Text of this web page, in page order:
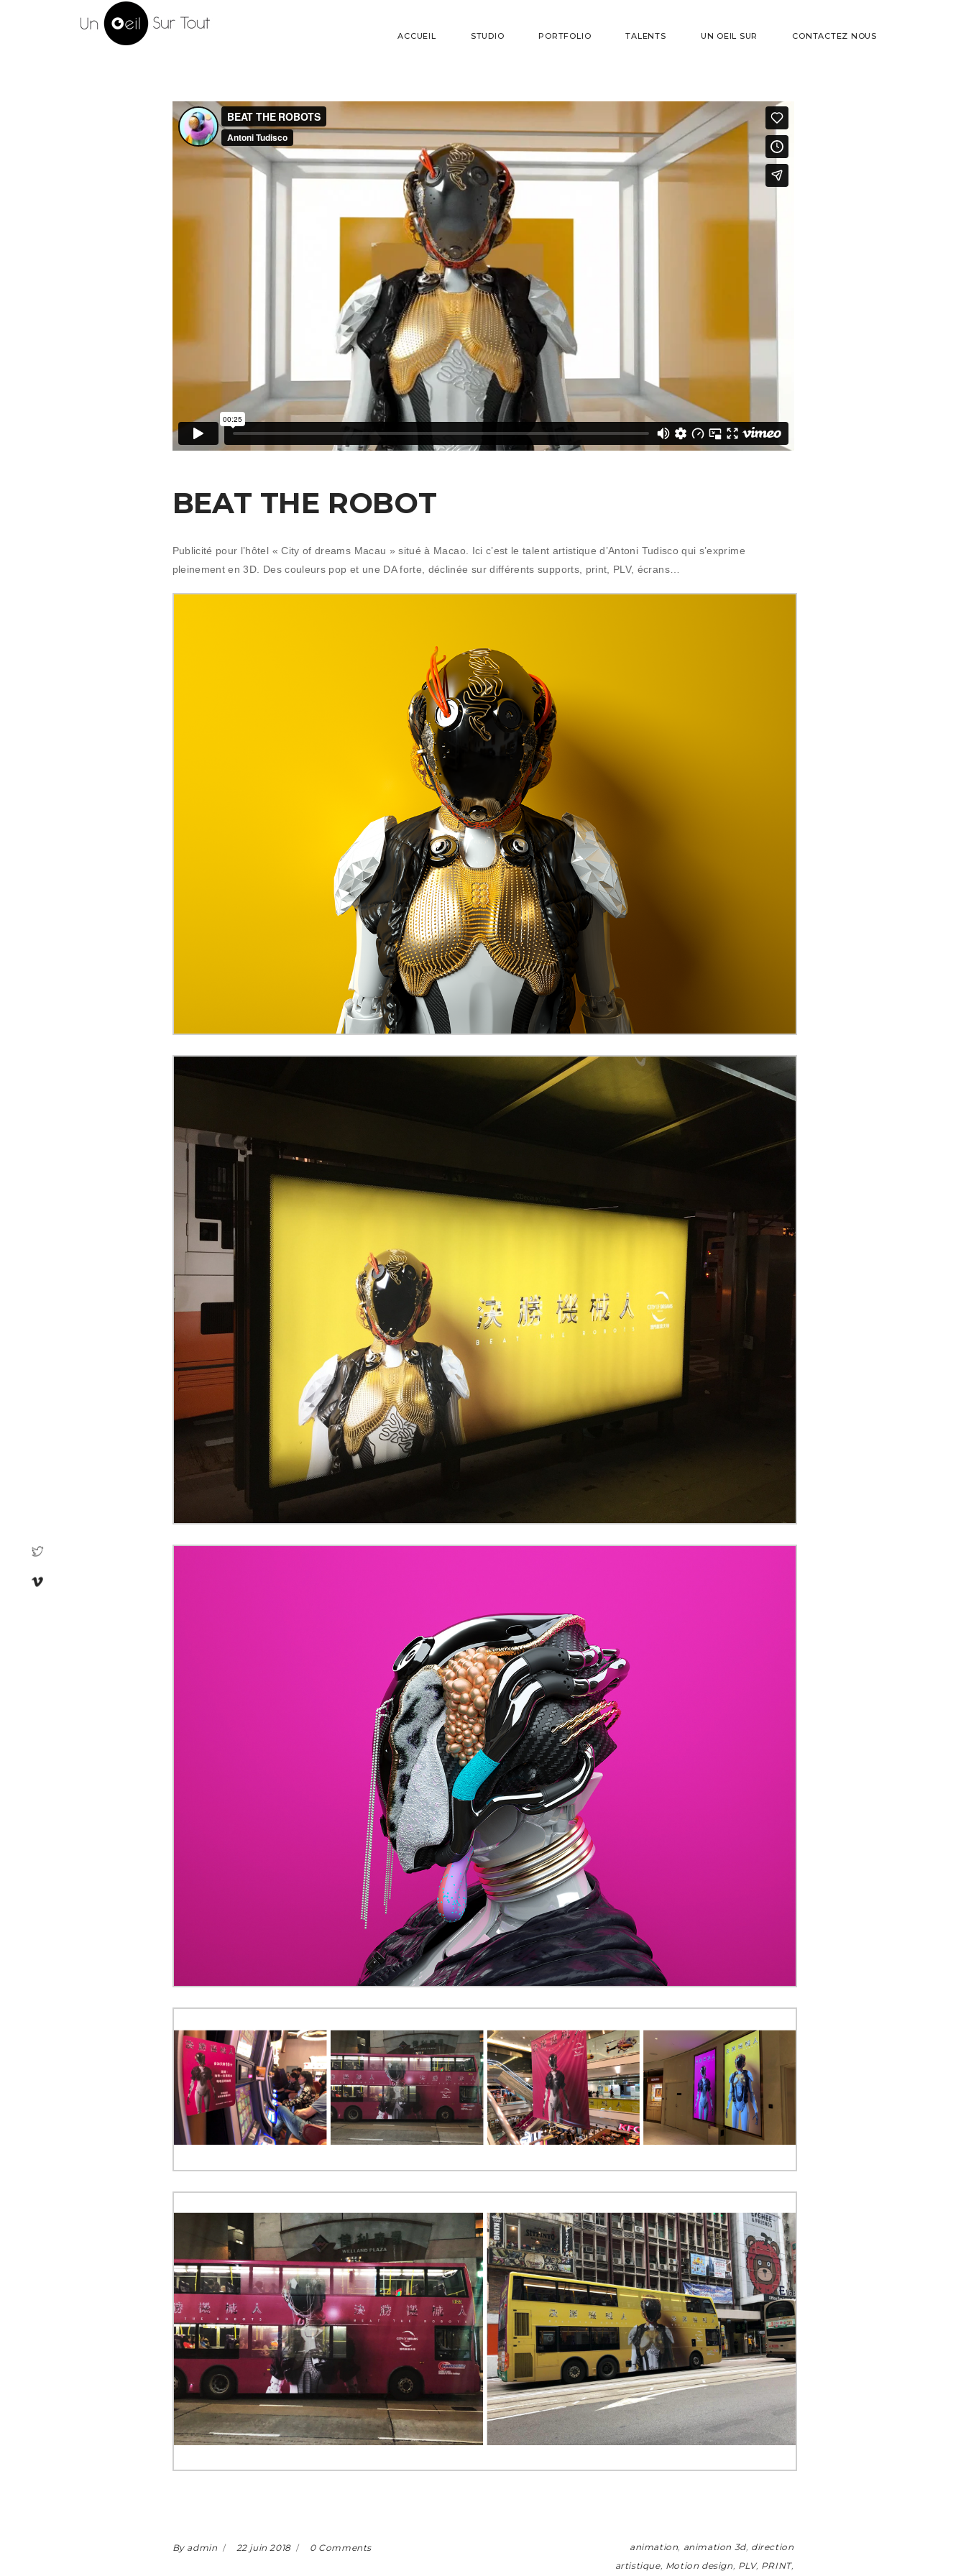
ACCUEIL STUDIO PORTFOLIO TALENTS UN OEIL SUR CONTACTEZ NOUS
BEAT THE ROBOT
Publicité pour l’hôtel « City of dreams Macau » situé à Macao. Ici c’est le talent artistique d’Antoni Tudisco qui s’exprime
pleinement en 3D. Des couleurs pop et une DA forte, déclinée sur différents supports, print, PLV, écrans…
By admin 22 juin 2018 0 Comments animation animation 3d, direction
artistique, Motion design PLV, PRINT,